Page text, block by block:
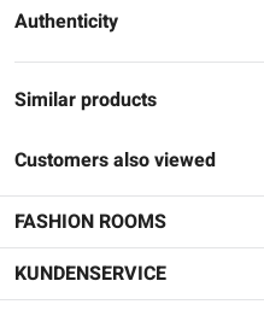
Authenticity
Similar products
Customers also viewed
FASHION ROOMS
KUNDENSERVICE